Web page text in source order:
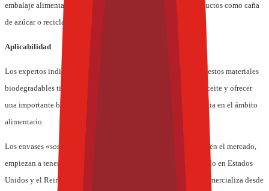
embalaje alimentario, que serán fabricados a partir de subproductos como caña
de azúcar o reciclando plumas de los deshechos avícolas.
Aplicabilidad
Los expertos indican que además de versatilidad y resistencia, estos materiales
biodegradables tienen gran capacidad para conservar grasa y aceite y ofrecer
una importante barrera de sabores y olores. De ahí su importancia en el ámbito
alimentario.
Los envases «sostenibles» de plásticos, aunque poco presentes en el mercado,
empiezan a tener presencia acompañando a alimentos, sobre todo en Estados
Unidos y el Reino Unido. Por ejemplo, en el Reino Unido se comercializa desde